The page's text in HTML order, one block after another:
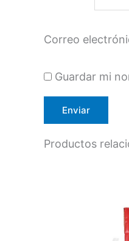
Correo
Guardar mi
Productos